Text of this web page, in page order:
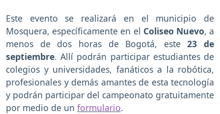
Este evento se realizará en el municipio de
Mosquera, específicamente en el Coliseo Nuevo, a
menos de dos horas de Bogotá, este23 de
septiembre. Allí podrán participar estudiantes de
colegios y universidades, fanáticos a la robótica,
profesionales y demás amantes de esta tecnología
y podrán participar del campeonato gratuitamente
por medio de un formulario.